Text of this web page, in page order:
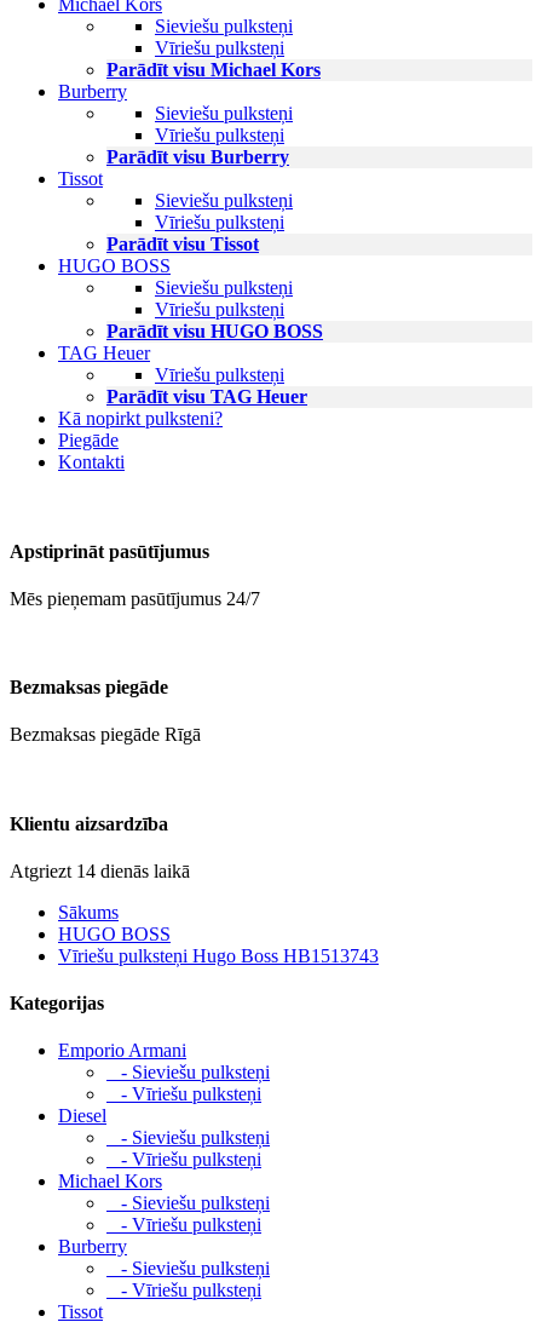
Michael Kors
Sieviešu pulksteņi
Vīriešu pulksteņi
Parādīt visu Michael Kors
Burberry
Sieviešu pulksteņi
Vīriešu pulksteņi
Parādīt visu Burberry
Tissot
Sieviešu pulksteņi
Vīriešu pulksteņi
Parādīt visu Tissot
HUGO BOSS
Sieviešu pulksteņi
Vīriešu pulksteņi
Parādīt visu HUGO BOSS
TAG Heuer
Vīriešu pulksteņi
Parādīt visu TAG Heuer
Kā nopirkt pulksteni?
Piegāde
Kontakti
Apstiprināt pasūtījumus
Mēs pieņemam pasūtījumus 24/7
Bezmaksas piegāde
Bezmaksas piegāde Rīgā
Klientu aizsardzība
Atgriezt 14 dienās laikā
Sākums
HUGO BOSS
Vīriešu pulksteņi Hugo Boss HB1513743
Kategorijas
Emporio Armani
- Sieviešu pulksteņi
- Vīriešu pulksteņi
Diesel
- Sieviešu pulksteņi
- Vīriešu pulksteņi
Michael Kors
- Sieviešu pulksteņi
- Vīriešu pulksteņi
Burberry
- Sieviešu pulksteņi
- Vīriešu pulksteņi
Tissot